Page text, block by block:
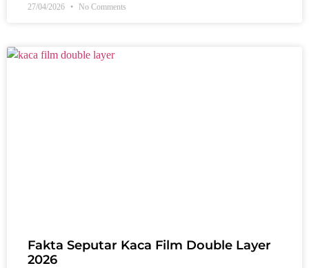
27/04/2026 No Comments
Fakta Seputar Kaca Film Double Layer
2026